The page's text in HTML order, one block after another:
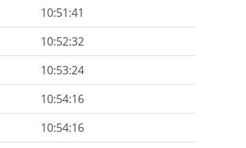
10:51:41
10:52:32
10:53:24
10:54:16
10:54:16